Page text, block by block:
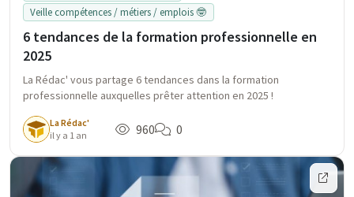
Veille compétences / métiers / emplois 🤓
6 tendances de la formation professionnelle en
2025
La Rédac' vous partage 6 tendances dans la formation
professionnelle auxquelles prêter attention en 2025 !
La Rédac'
il y a 1 an
960 0